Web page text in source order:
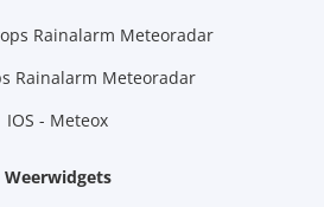
Rainalarm Meteoradar
Rainalarm Meteoradar
IOS - Meteox
Weerwidgets